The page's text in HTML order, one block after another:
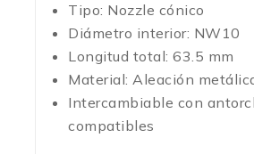
Tipo: Nozzle cónico
Diámetro interior: NW10
Longitud total: 63.5 mm
Material: Aleación
Intercambiable con
compatibles